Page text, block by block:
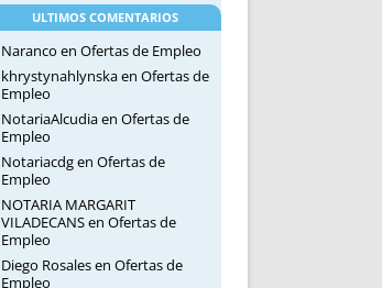
ULTIMOS COMENTARIOS
Naranco en Ofertas de Empleo
khrystynahlynskaen Ofertas de
Empleo
NotariaAlcudiaen Ofertas de
Empleo
Notariacdgen Ofertas de
Empleo
NOTARIA MARGARIT
VILADECANSen Ofertas de
Empleo
Diego Rosalesen Ofertas de
Empleo